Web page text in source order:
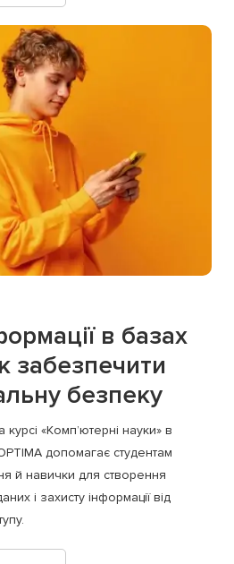
в базах
забезпечити
безпеку
курсі «Комп’ютерні науки» в
допомагає студентам
й навички для створення
і захисту інформації від